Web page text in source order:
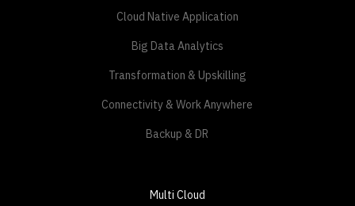
Cloud Native Application
Big Data Analytics
Transformation & Upskilling
Connectivity & Work Anywhere
Backup & DR
Multi Cloud